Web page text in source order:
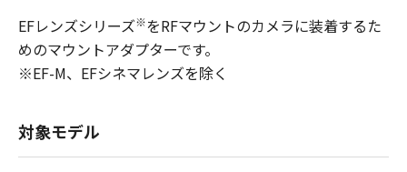
EFレンズシリーズ※をRFマウントのカメラに装着するた
めのマウントアダプターです。
※EF-M、EFシネマレンズを除く
対象モデル